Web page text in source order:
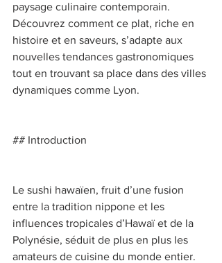
paysage culinaire contemporain.
Découvrez comment ce plat, riche en
histoire et en saveurs, s’adapte aux
nouvelles tendances gastronomiques
tout en trouvant sa place dans des villes
dynamiques comme Lyon.
## Introduction
Le sushi hawaïen, fruit d’une fusion
entre la tradition nippone et les
influences tropicales d’Hawaï et de la
Polynésie, séduit de plus en plus les
amateurs de cuisine du monde entier.